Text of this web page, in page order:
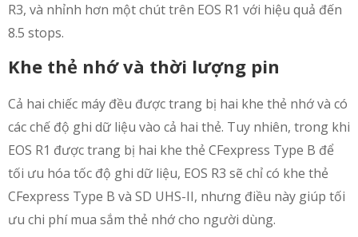
R3, và nhỉnh hơn một chút trên EOS R1 với hiệu quả đến
8.5 stops.
Khe thẻ nhớ và thời lượng pin
Cả hai chiếc máy đều được trang bị hai khe thẻ nhớ và có
các chế độ ghi dữ liệu vào cả hai thẻ. Tuy nhiên, trong khi
EOS R1 được trang bị hai khe thẻ CFexpress Type B để
tối ưu hóa tốc độ ghi dữ liệu, EOS R3 sẽ chỉ có khe thẻ
CFexpress Type B và SD UHS-II, nhưng điều này giúp tối
ưu chi phí mua sắm thẻ nhớ cho người dùng.